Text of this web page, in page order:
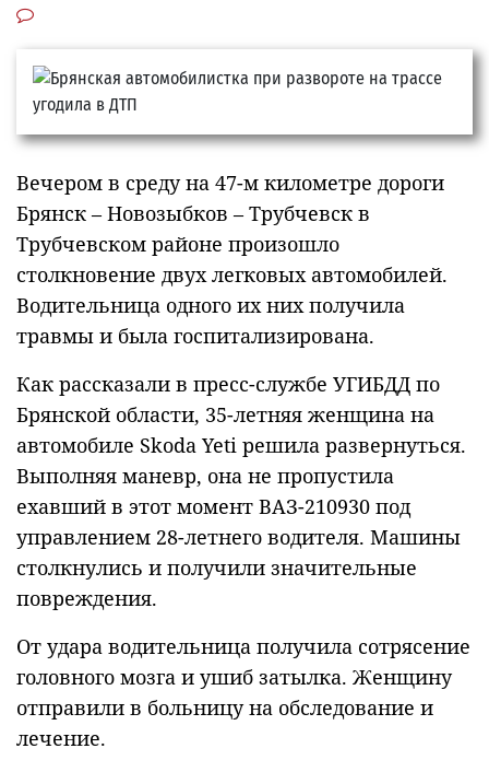
Вечером в среду на 47-м километре дороги
Брянск – Новозыбков – Трубчевск в
Трубчевском районе произошло
столкновение двух легковых автомобилей.
Водительница одного их них получила
травмы и была госпитализирована.
Как рассказали в пресс-службе УГИБДД по
Брянской области, 35-летняя женщина на
автомобиле Skoda Yeti решила развернуться.
Выполняя маневр, она не пропустила
ехавший в этот момент ВАЗ-210930 под
управлением 28-летнего водителя. Машины
столкнулись и получили значительные
повреждения.
От удара водительница получила сотрясение
головного мозга и ушиб затылка. Женщину
отправили в больницу на обследование и
лечение.